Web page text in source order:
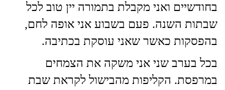
בחודשיים ואני מקבלת בתמורה יין טוב לכל
שבתות השנה. פעם בשבוע אני אופה לחם,
בהפסקות כאשר שאני עוסקת בכתיבה.
בכל בערב שני אני משקה את הצמחים
במרפסת. הקליפות מהבישול לקראת שבת